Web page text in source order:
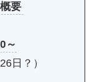
要
～
日？）